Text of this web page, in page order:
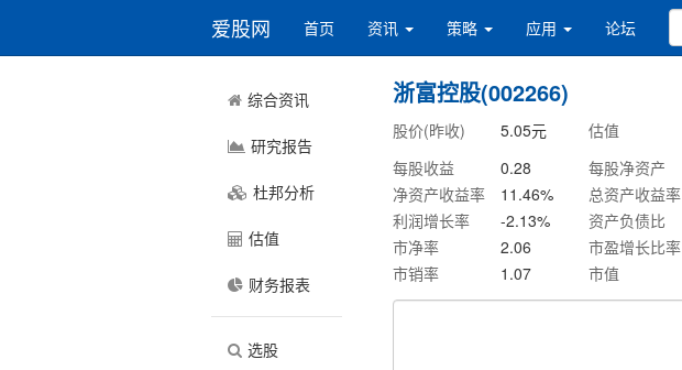
爱股网 首页 资讯 策略 应用 论坛
综合资讯
研究报告
杜邦分析
估值
财务报表
选股
浙富控股(002266)
股价(昨收) 5.05元 估值
每股收益
0.28 每股净资产
净资产收益率
11.46% 总资产收益率
利润增长率
-2.13% 资产负债比
市净率
2.06 市盈增长比率
市销率
1.07 市值